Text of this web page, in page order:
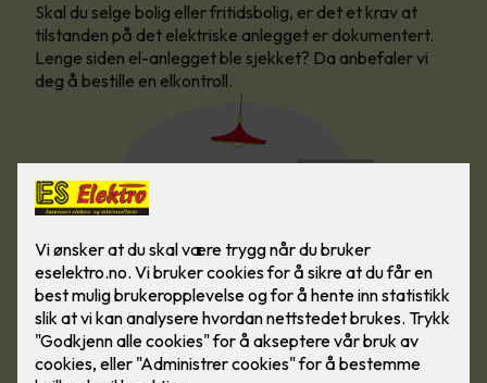
Skal du selge bolig eller fritidsbolig, er det et krav at
tilstanden på det elektriske anlegget er dokumentert.
Lenge siden el-anlegget ble sjekket? Da anbefaler vi
deg å bestille en elkontroll.